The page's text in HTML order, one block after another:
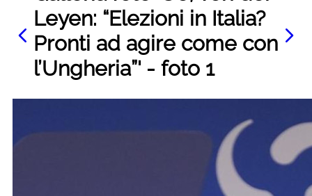
Leyen: “Elezioni in Italia?
Pronti ad agire come con
l’Ungheria”' - foto 1